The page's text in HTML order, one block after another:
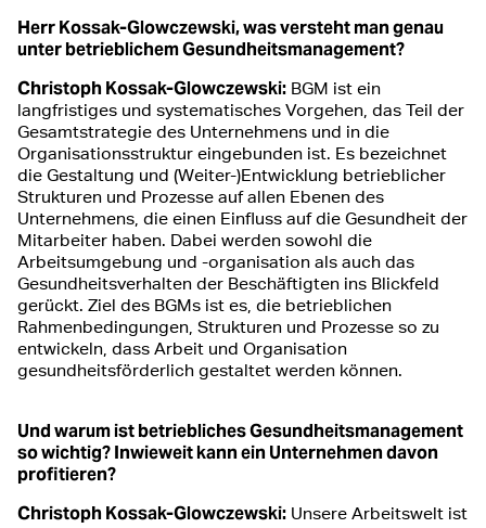
Herr Kossak-Glowczewski, was versteht man genau
unter betrieblichem Gesundheitsmanagement?
Christoph Kossak-Glowczewski: BGM ist ein
langfristiges und systematisches Vorgehen, das Teil der
Gesamtstrategie des Unternehmens und in die
Organisationsstruktur eingebunden ist. Es bezeichnet
die Gestaltung und (Weiter-)Entwicklung betrieblicher
Strukturen und Prozesse auf allen Ebenen des
Unternehmens, die einen Einfluss auf die Gesundheit der
Mitarbeiter haben. Dabei werden sowohl die
Arbeitsumgebung und -organisation als auch das
Gesundheitsverhalten der Beschäftigten ins Blickfeld
gerückt. Ziel des BGMs ist es, die betrieblichen
Rahmenbedingungen, Strukturen und Prozesse so zu
entwickeln, dass Arbeit und Organisation
gesundheitsförderlich gestaltet werden können.
Und warum ist betriebliches Gesundheitsmanagement
so wichtig? Inwieweit kann ein Unternehmen davon
profitieren?
Christoph Kossak-Glowczewski: Unsere Arbeitswelt ist